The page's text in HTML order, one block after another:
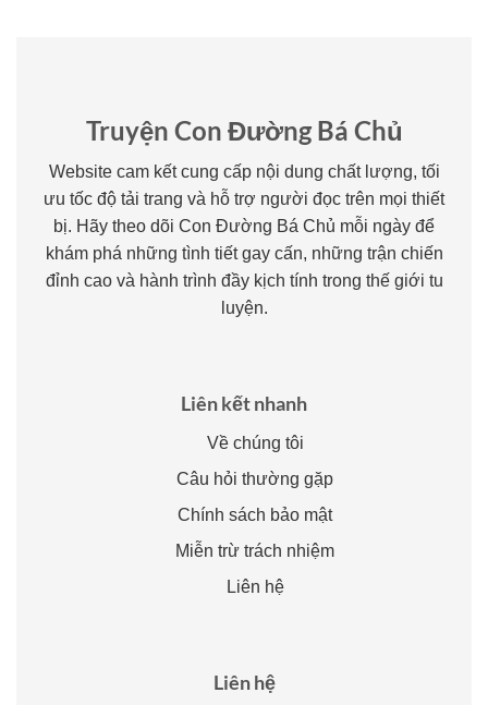
Truyện Con Đường Bá Chủ
Website cam kết cung cấp nội dung chất lượng, tối
ưu tốc độ tải trang và hỗ trợ người đọc trên mọi thiết
bị. Hãy theo dõi Con Đường Bá Chủ mỗi ngày để
khám phá những tình tiết gay cấn, những trận chiến
đỉnh cao và hành trình đầy kịch tính trong thế giới tu
luyện.
Liên kết nhanh
Về chúng tôi
Câu hỏi thường gặp
Chính sách bảo mật
Miễn trừ trách nhiệm
Liên hệ
Liên hệ